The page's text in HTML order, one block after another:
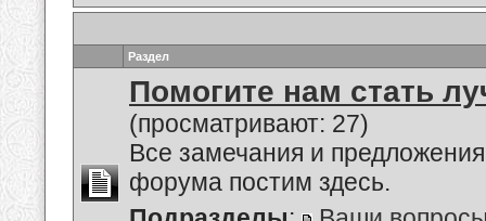
Раздел
Помогите нам стать
(просматривают: 27)
Все замечания и
форума постим здесь.